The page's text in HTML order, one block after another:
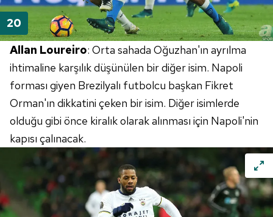
Allan Loureiro: Orta sahada Oğuzhan'ın ayrılma
ihtimaline karşılık düşünülen bir diğer isim. Napoli
forması giyen Brezilyalı futbolcu başkan Fikret
Orman'ın dikkatini çeken bir isim. Diğer isimlerde
olduğu gibi önce kiralık olarak alınması için Napoli'nin
kapısı çalınacak.